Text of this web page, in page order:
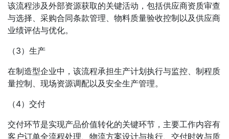
该流程涉及外部资源获取的关键活动，包括供应商资质审查
与选择、采购合同条款管理、物料质量验收控制以及供应商
业绩评估与优化。
（3）生产
在制造型企业中，该流程承担生产计划执行与监控、制程质
量控制、现场资源调配以及安全生产管理。
（4）交付
交付环节是实现产品价值转化的关键环节，主要工作内容有
客户订单全流程处理、物流方案设计与执行、交付时效与质